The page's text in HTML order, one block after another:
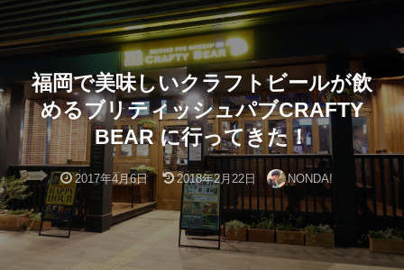
福岡で美味しいクラフトビールが飲
めるブリティッシュパブCRAFTY
BEAR に行ってきた！
2017年4月6日 2018年2月22日 NONDA!